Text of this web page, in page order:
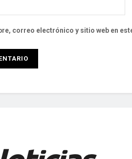
correo electrónico y sitio web en